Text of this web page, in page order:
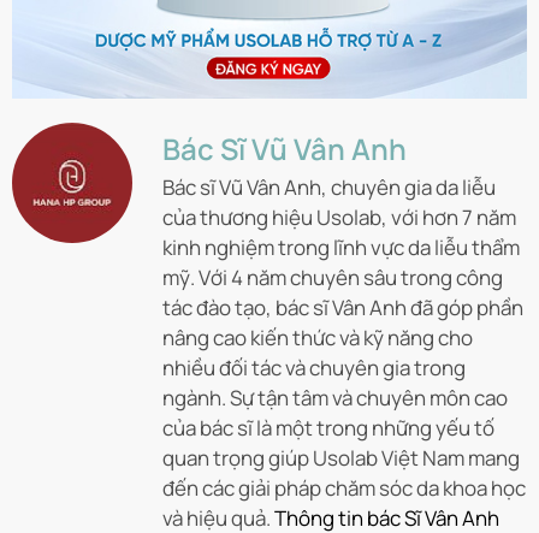
Bác Sĩ Vũ Vân Anh
Bác sĩ Vũ Vân Anh, chuyên gia da liễu
của thương hiệu Usolab, với hơn 7 năm
kinh nghiệm trong lĩnh vực da liễu thẩm
mỹ. Với 4 năm chuyên sâu trong công
tác đào tạo, bác sĩ Vân Anh đã góp phần
nâng cao kiến thức và kỹ năng cho
nhiều đối tác và chuyên gia trong
ngành. Sự tận tâm và chuyên môn cao
của bác sĩ là một trong những yếu tố
quan trọng giúp Usolab Việt Nam mang
đến các giải pháp chăm sóc da khoa học
và hiệu quả.Thông tin bác Sĩ Vân Anh